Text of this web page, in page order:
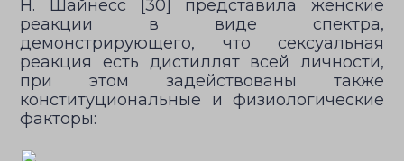
Н. Шайнесс [30] представила женские
реакции в виде спектра,
демонстрирующего, что сексуальная
реакция есть дистиллят всей личности,
при этом задействованы также
конституциональные и физиологические
факторы: